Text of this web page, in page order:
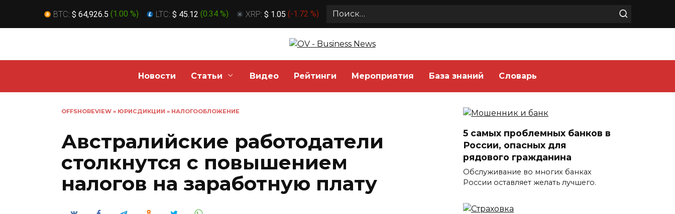
BTC: $ 64,926.5 (1.00 %) LTC: $ 45.12 (0.34 %) XRP: $ 1.05 (-1.72 %)
Search
Новости
Статьи Видео Рейтинги Мероприятия База знаний Словарь
OFFSHOREVIEW » ЮРИСДИКЦИИ » НАЛОГООБЛОЖЕНИЕ
Австралийские работодатели
столкнутся с повышением
налогов на заработную плату
5 самых проблемных банков в
России, опасных для
рядового гражданина
Обслуживание во многих банках
России оставляет желать лучшего.